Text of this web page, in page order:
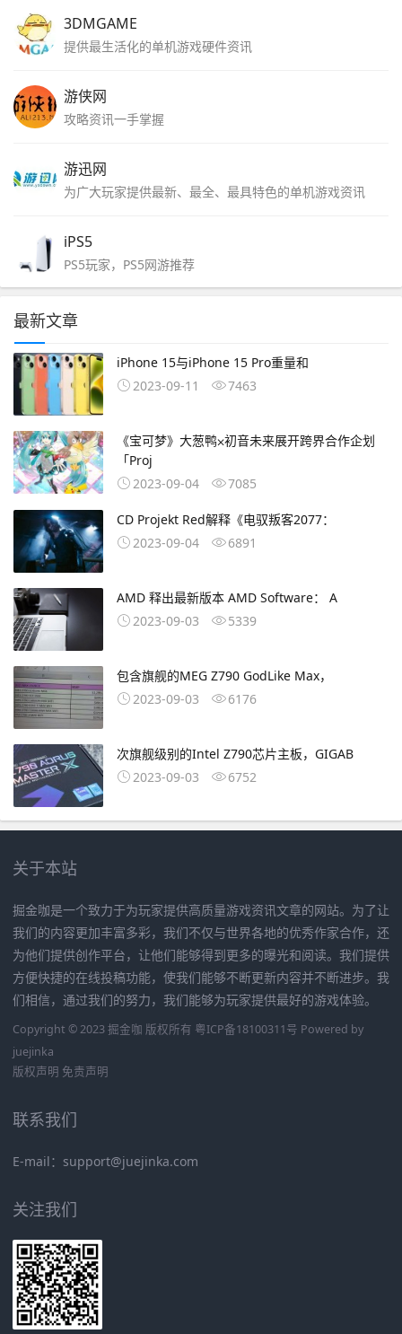
3DMGAME
提供最生活化的单机游戏硬件资讯
游侠网
攻略资讯一手掌握
游迅网
为广大玩家提供最新、最全、最具特色的单机游戏资讯
iPS5
PS5玩家，PS5网游推荐
最新文章
iPhone 15与iPhone 15 Pro重量和
2023-09-11
7463
《宝可梦》大葱鸭⨉初音未来展开跨界合作企划
「Proj
2023-09-04
7085
CD Projekt Red解释《电驭叛客2077：
2023-09-04
6891
AMD 释出最新版本 AMD Software： A
2023-09-03
5339
包含旗舰的MEG Z790 GodLike Max，
2023-09-03
6176
次旗舰级别的Intel Z790芯片主板，GIGAB
2023-09-03
6752
关于本站
掘金咖是一个致力于为玩家提供高质量游戏资讯文章的网站。为了让
我们的内容更加丰富多彩，我们不仅与世界各地的优秀作家合作，还
为他们提供创作平台，让他们能够得到更多的曝光和阅读。我们提供
方便快捷的在线投稿功能，使我们能够不断更新内容并不断进步。我
们相信，通过我们的努力，我们能够为玩家提供最好的游戏体验。
Copyright © 2023 掘金咖 版权所有 粤ICP备18100311号 Powered by
juejinka
版权声明 免责声明
联系我们
E-mail：support@juejinka.com
关注我们